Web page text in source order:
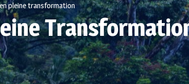
pleine transformation